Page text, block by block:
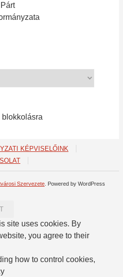
blokkolásra
KÉPVISELŐINK
Szervezete . Powered by WordPress
site uses cookies. By
you agree to their
how to control cookies,